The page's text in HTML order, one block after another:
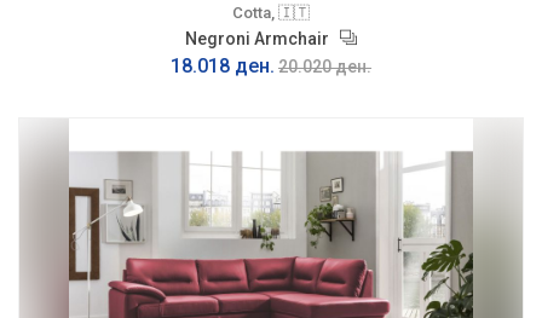
Cotta, 🇮🇹
Negroni Armchair
18.018 ден. 20.020 ден.